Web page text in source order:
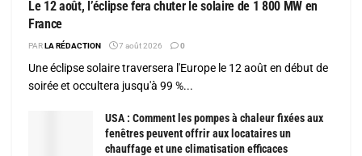
Le 12 août, l’éclipse fera chuter le solaire de 1 800 MW en
France
PARLA RÉDACTION 7 août 2026 0
Une éclipse solaire traversera l'Europe le 12 août en début de
soirée et occultera jusqu'à 99 %...
USA : Comment les pompes à chaleur fixées aux
fenêtres peuvent offrir aux locataires un
chauffage et une climatisation efficaces